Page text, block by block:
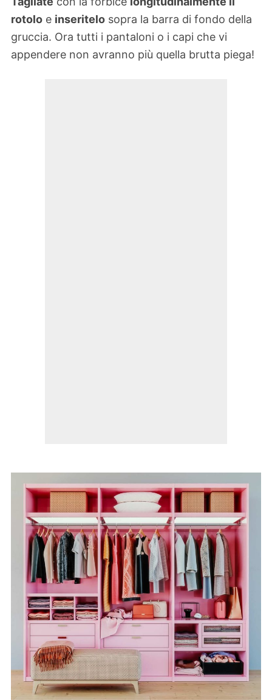
rotolo e inseritelo sopra la barra di fondo della
gruccia. Ora tutti i pantaloni o i capi che vi
appendere non avranno più quella brutta piega!